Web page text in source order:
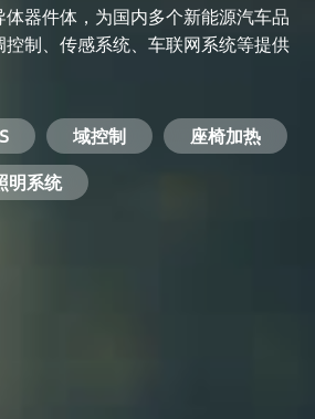
器件体，为国内多个新能源汽车品
制、传感系统、车联网系统等提供
域控制
座椅加热
明系统
储能逆变器
变频器
电机驱动
机充电器
服务器电源
基站 机顶盒
能医疗
智能交通